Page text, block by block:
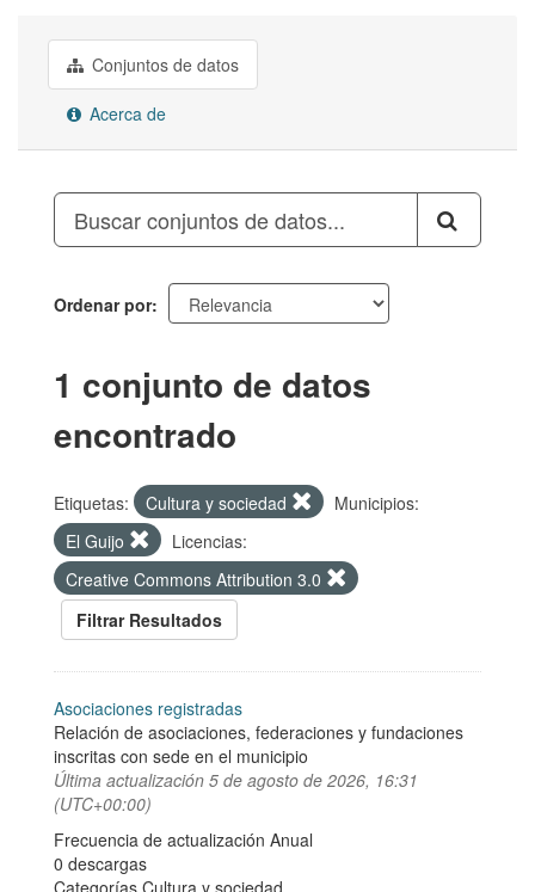
Conjuntos de datos
Acerca de
Ordenar por
1 conjunto de datos
encontrado
Etiquetas: Cultura y sociedad
Municipios:
El Guijo
Licencias:
Creative Commons Attribution 3.0
Filtrar Resultados
Asociaciones registradas
Relación de asociaciones, federaciones y fundaciones
inscritas con sede en el municipio
Última actualización 5 de agosto de 2026, 16:31
(UTC+00:00)
Frecuencia de actualización Anual
0 descargas
Categorías Cultura y sociedad